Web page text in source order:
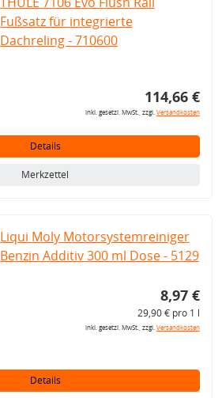
Fußsatz für integrierte
Dachreling - 710600
114,66 €
inkl. gesetzl. MwSt., zzgl.Versandkosten
Details
Merkzettel
Liqui Moly Motorsystemreiniger
Benzin Additiv 300 ml Dose - 5129
8,97 €
29,90 € pro 1 l
inkl. gesetzl. MwSt., zzgl.Versandkosten
Details